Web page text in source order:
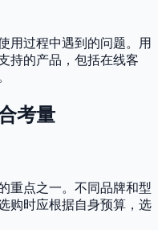
用过程中遇到的问题。用
持的产品，包括在线客
考量
重点之一。不同品牌和型
购时应根据自身预算，选